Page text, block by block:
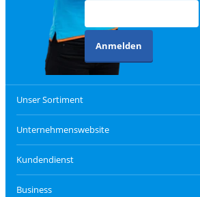
Anmelden
Unser Sortiment
Unternehmenswebsite
Kundendienst
Business